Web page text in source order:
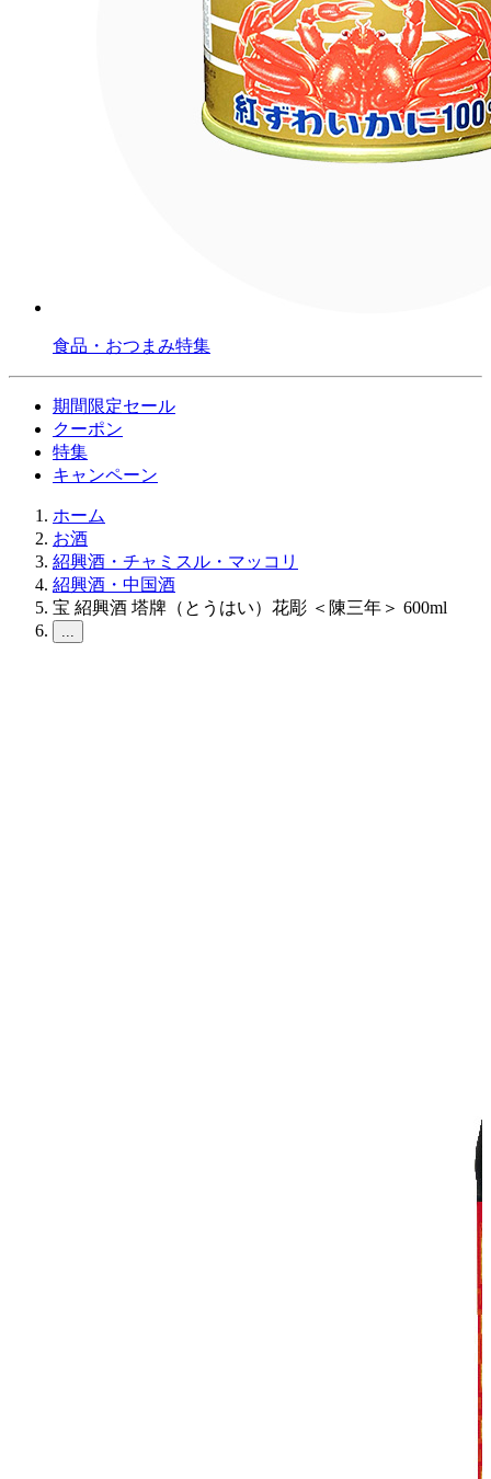
食品・おつまみ特集
期間限定セール
クーポン
特集
キャンペーン
ホーム
お酒
紹興酒・チャミスル・マッコリ
紹興酒・中国酒
宝 紹興酒 塔牌（とうはい）花彫 ＜陳三年＞ 600ml
...